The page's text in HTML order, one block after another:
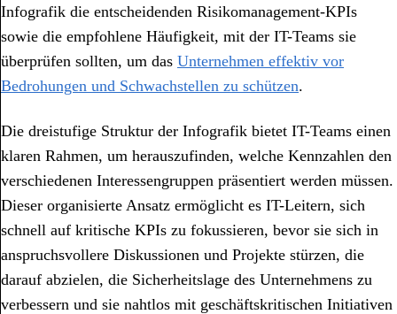
Infografik die entscheidenden Risikomanagement-KPIs
sowie die empfohlene Häufigkeit, mit der IT-Teams sie
überprüfen sollten, um das Unternehmen effektiv vor
Bedrohungen und Schwachstellen zu schützen.
Die dreistufige Struktur der Infografik bietet IT-Teams einen
klaren Rahmen, um herauszufinden, welche Kennzahlen den
verschiedenen Interessengruppen präsentiert werden müssen.
Dieser organisierte Ansatz ermöglicht es IT-Leitern, sich
schnell auf kritische KPIs zu fokussieren, bevor sie sich in
anspruchsvollere Diskussionen und Projekte stürzen, die
darauf abzielen, die Sicherheitslage des Unternehmens zu
verbessern und sie nahtlos mit geschäftskritischen Initiativen